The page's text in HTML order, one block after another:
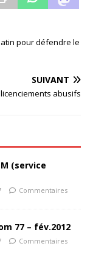
pour défendre le
SUIVANT
abusifs
(service
Commentaires
77 – fév.2012
Commentaires